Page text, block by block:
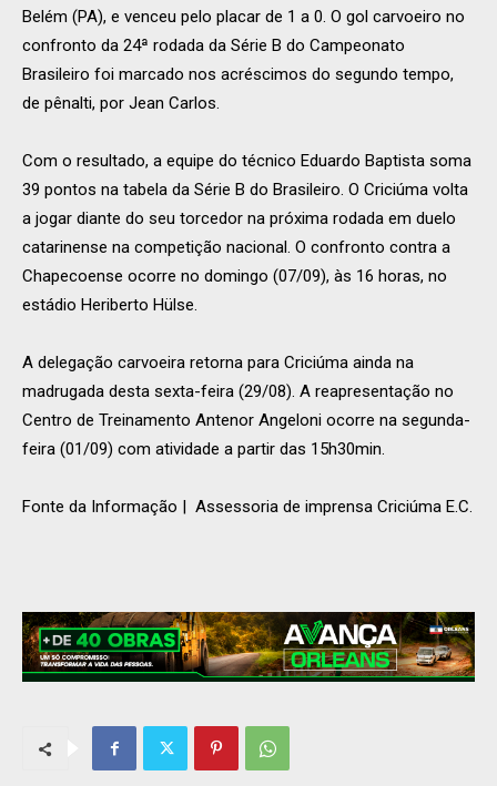
Belém (PA), e venceu pelo placar de 1 a 0. O gol carvoeiro no
confronto da 24ª rodada da Série B do Campeonato
Brasileiro foi marcado nos acréscimos do segundo tempo,
de pênalti, por Jean Carlos.
Com o resultado, a equipe do técnico Eduardo Baptista soma
39 pontos na tabela da Série B do Brasileiro. O Criciúma volta
a jogar diante do seu torcedor na próxima rodada em duelo
catarinense na competição nacional. O confronto contra a
Chapecoense ocorre no domingo (07/09), às 16 horas, no
estádio Heriberto Hülse.
A delegação carvoeira retorna para Criciúma ainda na
madrugada desta sexta-feira (29/08). A reapresentação no
Centro de Treinamento Antenor Angeloni ocorre na segunda-
feira (01/09) com atividade a partir das 15h30min.
Fonte da Informação | Assessoria de imprensa Criciúma E.C.